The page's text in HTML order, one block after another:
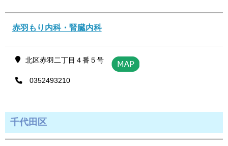
赤羽もり内科・腎臓内科
北区赤羽二丁目４番５号
0352493210
千代田区